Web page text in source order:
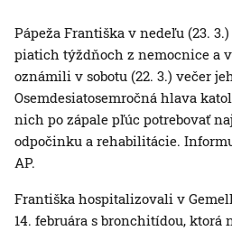
Pápeža Františka v nedeľu (23.
piatich týždňoch z nemocnice a
oznámili v sobotu (22. 3.) večer
Osemdesiatosemročná hlava
nich po zápale pľúc potrebovať
odpočinku a rehabilitácie.
AP.
Františka hospitalizovali v
14. februára s bronchitídou, ktorá